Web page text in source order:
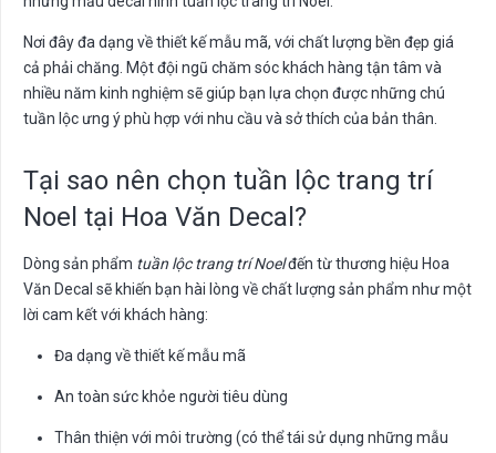
Nơi đây đa dạng về thiết kế mẫu mã, với chất lượng bền đẹp giá
cả phải chăng. Một đội ngũ chăm sóc khách hàng tận tâm và
nhiều năm kinh nghiệm sẽ giúp bạn lựa chọn được những chú
tuần lộc ưng ý phù hợp với nhu cầu và sở thích của bản thân.
Tại sao nên chọn tuần lộc trang trí
Noel tại Hoa Văn Decal?
Dòng sản phẩm tuần lộc trang trí Noelđến từ thương hiệu Hoa
Văn Decal sẽ khiến bạn hài lòng về chất lượng sản phẩm như một
lời cam kết với khách hàng:
Đa dạng về thiết kế mẫu mã
An toàn sức khỏe người tiêu dùng
Thân thiện với môi trường (có thể tái sử dụng những mẫu